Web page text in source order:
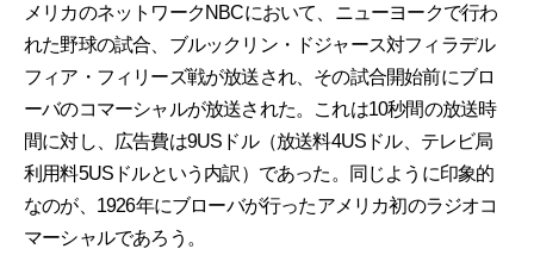
メリカのネットワークNBCにおいて、ニューヨークで行わ
れた野球の試合、ブルックリン・ドジャース対フィラデル
フィア・フィリーズ戦が放送され、その試合開始前にブロ
ーバのコマーシャルが放送された。これは10秒間の放送時
間に対し、広告費は9USドル（放送料4USドル、テレビ局
利用料5USドルという内訳）であった。同じように印象的
なのが、1926年にブローバが行ったアメリカ初のラジオコ
マーシャルであろう。